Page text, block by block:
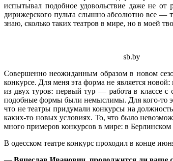
испытывал подобное удовольствие даже не от
дирижерского пульта слышно абсолютно все —
знаю, сколько таких театров в мире, но в моей
sb.by
Совершенно неожиданным образом в новом
конкурсе. Для меня эта форма не является
из двух туров: первый тур — работа в классе с
подобные формы были немыслимы. Для кого-то
что не театры придумали конкурсы на
каких-то новых условиях. То, что было
много примеров конкурсов в мире: в
В одесском театре конкурс проходил в конце